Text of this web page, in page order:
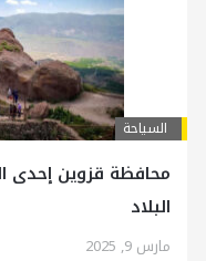
السياحة
محافظة قزوين إحدى
البلاد
مارس 9, 2025